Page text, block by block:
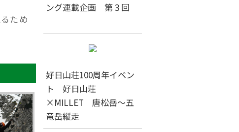
ため
ング連載企画 第３回
好日山荘100周年イベン
ト 好日山荘
×MILLET 唐松岳～五
竜岳縦走